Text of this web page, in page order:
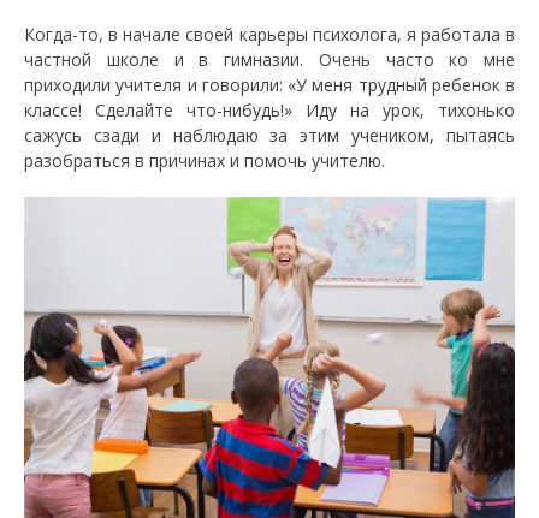
Когда-то, в начале своей карьеры психолога, я работала в
частной школе и в гимназии. Очень часто ко мне
приходили учителя и говорили: «У меня трудный ребенок в
классе! Сделайте что-нибудь!» Иду на урок, тихонько
сажусь сзади и наблюдаю за этим учеником, пытаясь
разобраться в причинах и помочь учителю.